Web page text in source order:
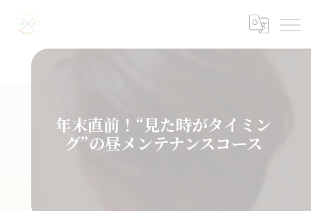
年末直前！“見た時がタイミン
グ”の昼メンテナンスコース